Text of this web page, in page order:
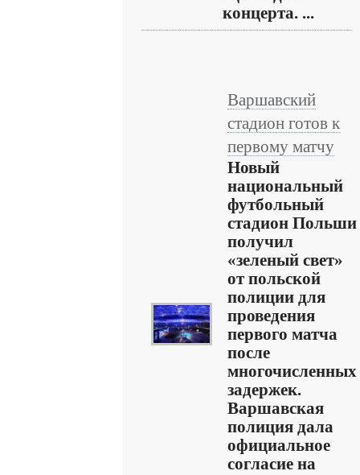
концерта. ...
Варшавский
стадион готов к
первому матчу
Новый
национальный
футбольный
стадион Польши
получил
«зеленый свет»
от польской
полиции для
проведения
первого матча
после
многочисленных
задержек.
Варшавская
полиция дала
официальное
согласие на